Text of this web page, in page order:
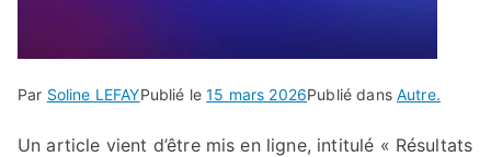
Par Soline LEFAYPublié le15 mars 2026Publié dansAutre.
Un article vient d’être mis en ligne, intitulé « Résultats